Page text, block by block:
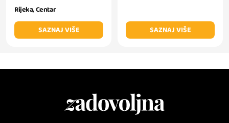
Rijeka, Centar
SAZNAJ VIŠE
SAZNAJ VIŠE